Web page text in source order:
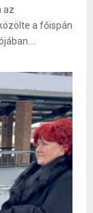
az
a főispán